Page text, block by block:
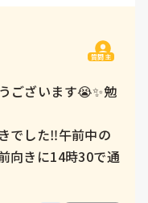
質問主
ございます😭✨勉
でした‼️午前中の
向きに14時30で通